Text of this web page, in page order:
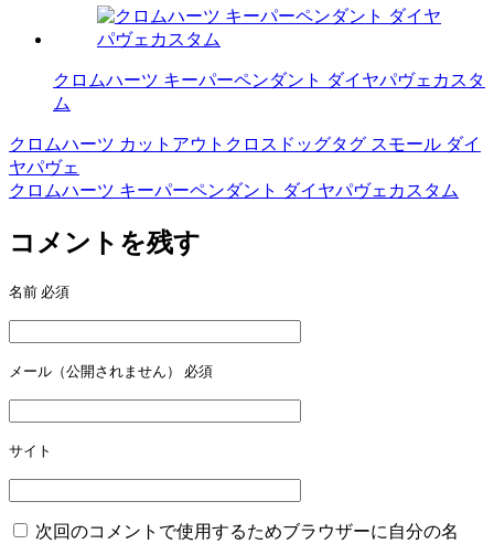
クロムハーツ キーパーペンダント ダイヤパヴェカスタ
ム
投
稿
ビ
ゲ
ー
シ
ョ
ン
クロムハーツ カットアウトクロスドッグタグ スモール ダイ
ヤパヴェ
クロムハーツ キーパーペンダント ダイヤパヴェカスタム
コメントを残す
名前 必須
メール（公開されません） 必須
サイト
次回のコメントで使用するためブラウザーに自分の名